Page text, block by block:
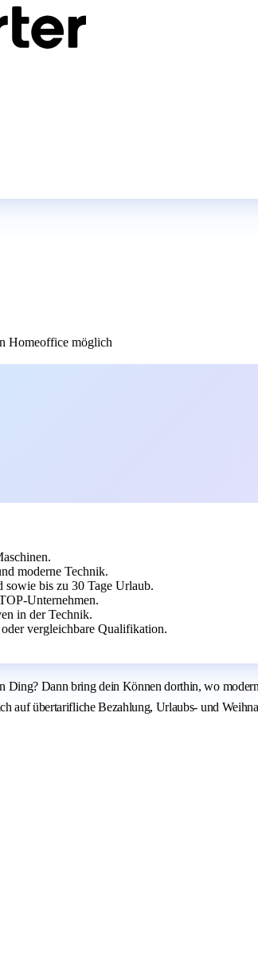
Homeoffice möglich
moderne Technik.
bis zu 30 Tage Urlaub.
Unternehmen.
in der Technik.
vergleichbare Qualifikation.
Dann bring dein Können dorthin, wo
auf übertarifliche Bezahlung, Urlaubs- und